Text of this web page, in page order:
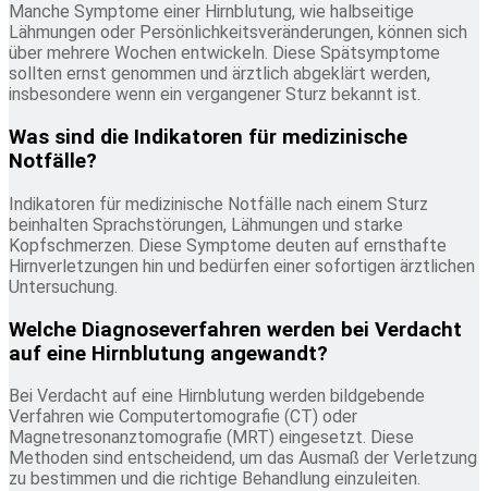
Manche Symptome einer Hirnblutung, wie halbseitige
Lähmungen oder Persönlichkeitsveränderungen, können sich
über mehrere Wochen entwickeln. Diese Spätsymptome
sollten ernst genommen und ärztlich abgeklärt werden,
insbesondere wenn ein vergangener Sturz bekannt ist.
Was sind die Indikatoren für medizinische
Notfälle?
Indikatoren für medizinische Notfälle nach einem Sturz
beinhalten Sprachstörungen, Lähmungen und starke
Kopfschmerzen. Diese Symptome deuten auf ernsthafte
Hirnverletzungen hin und bedürfen einer sofortigen ärztlichen
Untersuchung.
Welche Diagnoseverfahren werden bei Verdacht
auf eine Hirnblutung angewandt?
Bei Verdacht auf eine Hirnblutung werden bildgebende
Verfahren wie Computertomografie (CT) oder
Magnetresonanztomografie (MRT) eingesetzt. Diese
Methoden sind entscheidend, um das Ausmaß der Verletzung
zu bestimmen und die richtige Behandlung einzuleiten.